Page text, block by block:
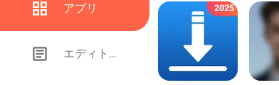
アプリ
エディトリアル